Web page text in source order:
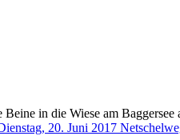
in die Wiese am
20. Juni 2017